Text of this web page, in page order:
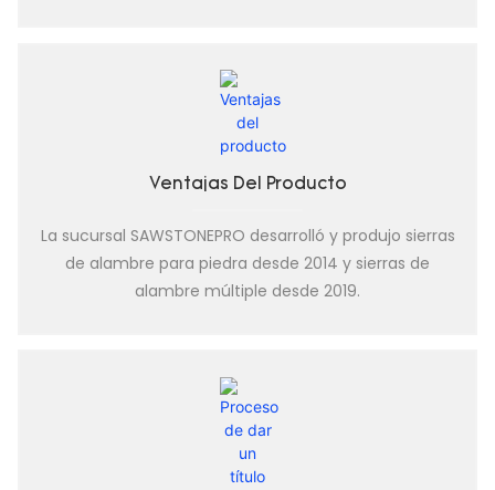
Ventajas Del Producto
La sucursal SAWSTONEPRO desarrolló y produjo sierras
de alambre para piedra desde 2014 y sierras de
alambre múltiple desde 2019.